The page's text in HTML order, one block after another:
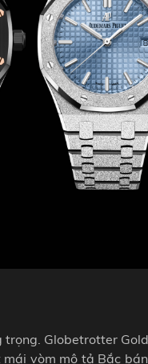
Globetrotter
vòm mô tả Bắc